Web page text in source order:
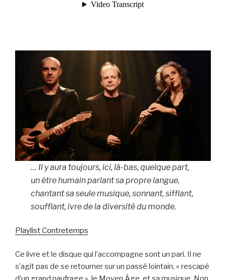
… Il y aura toujours, ici, là-bas, quelque part,
un être humain parlant sa propre langue,
chantant sa seule musique, sonnant, sifflant,
soufflant, ivre de la diversité du monde.
Playlist Contretemps
Ce livre et le disque qui l’accompagne sont un pari. Il ne
s’agit pas de se retourner sur un passé lointain, « rescapé